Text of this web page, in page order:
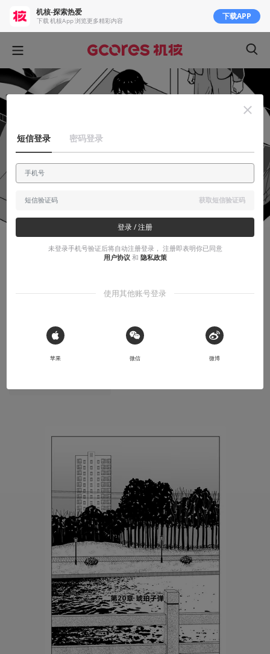
马里奥大叔38岁 2026-06-03
机核-探索热爱
下载 机核App 浏览更多精彩内容 下载APP
短信登录 密码登录
获取短信验证码
登录 / 注册
未登录手机号验证后将自动注册登录， 注册即表明你已同意
用户协议 和 隐私政策
使用其他账号登录
 Sign in with Apple
苹果 微信 微博